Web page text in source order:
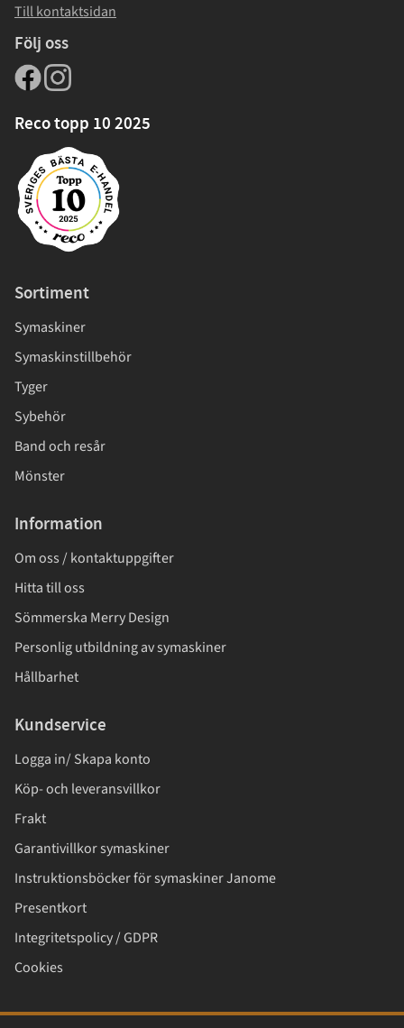
Till kontaktsidan
Följ oss
Reco topp 10 2025
Sortiment
Symaskiner
Symaskinstillbehör
Tyger
Sybehör
Band och resår
Mönster
Information
Om oss / kontaktuppgifter
Hitta till oss
Sömmerska Merry Design
Personlig utbildning av symaskiner
Hållbarhet
Kundservice
Logga in/ Skapa konto
Köp- och leveransvillkor
Frakt
Garantivillkor symaskiner
Instruktionsböcker för symaskiner Janome
Presentkort
Integritetspolicy / GDPR
Cookies